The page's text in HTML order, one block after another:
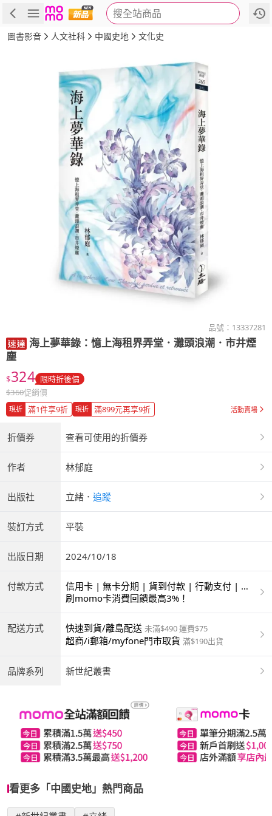
搜全站商品
商品 評價 簡介 詳細資訊
圖書影音 人文社科 中國史地 文化史
品號： 13337281
海上夢華錄：憶上海租界弄堂．灘頭浪潮．市井煙
塵
$324 限時折後價
$360促銷價
現折 滿1件享9折 現折 滿899元再享9折 活動賣場
折價券 查看可使用的折價券
作者 林郁庭
出版社 立緒 ． 追蹤
裝訂方式 平裝
出版日期 2024/10/18
付款方式
信用卡 | 無卡分期 | 貨到付款 | 行動支付 | 超
商付款 | ATM | 銀聯卡
刷momo卡消費回饋最高3%！
配送方式 快速到貨/離島配送 未滿$490 運費$75
超商/i郵箱/myfone門市取貨 滿$190出貨
品牌系列 新世紀叢書
看更多「中國史地」熱門商品